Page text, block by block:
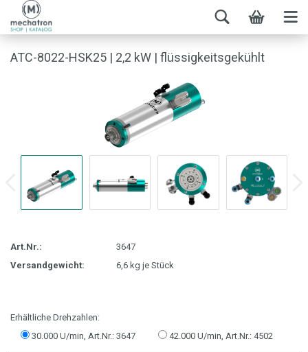
ATC-8022-HSK25 | 2,2 kW | flüssigkeitsgekühlt
Art.Nr.:
3647
Versandgewicht:
6,6 kg je Stück
Erhältliche Drehzahlen:
30.000 U/min, Art.Nr.: 3647
42.000 U/min, Art.Nr.: 4502